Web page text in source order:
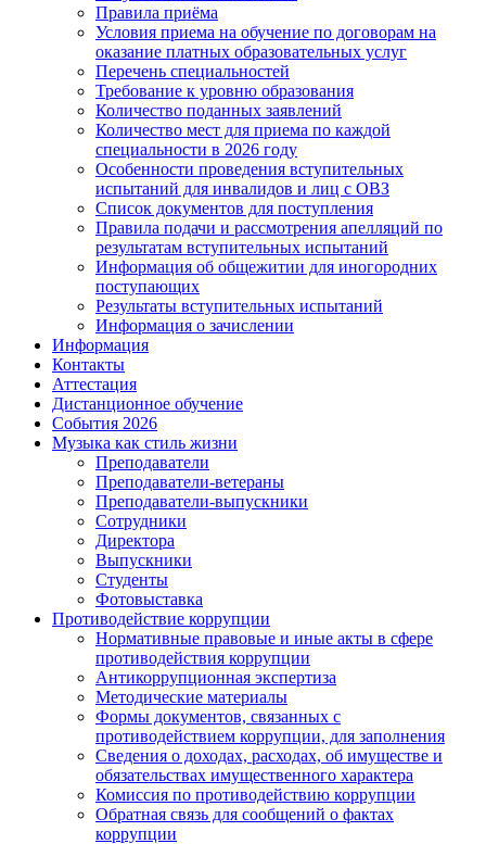
Правила приёма
Условия приема на обучение по договорам на
оказание платных образовательных услуг
Перечень специальностей
Требование к уровню образования
Количество поданных заявлений
Количество мест для приема по каждой
специальности в 2026 году
Особенности проведения вступительных
испытаний для инвалидов и лиц с ОВЗ
Список документов для поступления
Правила подачи и рассмотрения апелляций по
результатам вступительных испытаний
Информация об общежитии для иногородних
поступающих
Результаты вступительных испытаний
Информация о зачислении
Информация
Контакты
Аттестация
Дистанционное обучение
События 2026
Музыка как стиль жизни
Преподаватели
Преподаватели-ветераны
Преподаватели-выпускники
Сотрудники
Директора
Выпускники
Студенты
Фотовыставка
Противодействие коррупции
Нормативные правовые и иные акты в сфере
противодействия коррупции
Антикоррупционная экспертиза
Методические материалы
Формы документов, связанных с
противодействием коррупции, для заполнения
Сведения о доходах, расходах, об имуществе и
обязательствах имущественного характера
Комиссия по противодействию коррупции
Обратная связь для сообщений о фактах
коррупции